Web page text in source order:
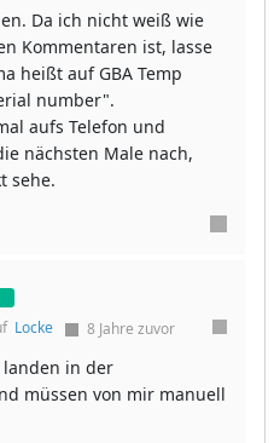
Da ich nicht weiß wie
Kommentaren ist, lasse
heißt auf GBA Temp
number".
aufs Telefon und
nächsten Male nach,
sehe.
Locke 8 Jahre zuvor
landen in der
müssen von mir manuell